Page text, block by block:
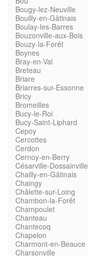
Bougy-lez-Neuville
Bouilly-en-Gâtinais
Boulay-les-Barres
Bouzonville-aux-Bois
Bouzy-la-Forêt
Boynes
Bray-en-Val
Breteau
Briare
Briarres-sur-Essonne
Bricy
Bromeilles
Bucy-le-Roi
Bucy-Saint-Liphard
Cepoy
Cercottes
Cerdon
Cernoy-en-Berry
Césarville-Dossainville
Chailly-en-Gâtinais
Chaingy
Châlette-sur-Loing
Chambon-la-Forêt
Champoulet
Chanteau
Chantecoq
Chapelon
Charmont-en-Beauce
Charsonville